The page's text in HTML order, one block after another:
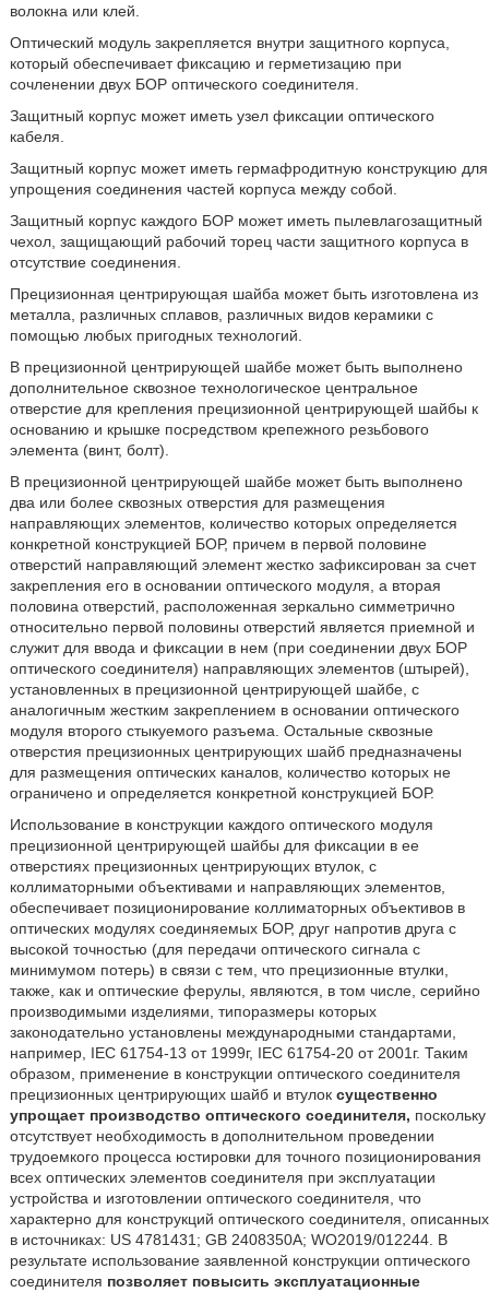
волокна или клей.
Оптический модуль закрепляется внутри защитного корпуса,
который обеспечивает фиксацию и герметизацию при
сочленении двух БОР оптического соединителя.
Защитный корпус может иметь узел фиксации оптического
кабеля.
Защитный корпус может иметь гермафродитную конструкцию для
упрощения соединения частей корпуса между собой.
Защитный корпус каждого БОР может иметь пылевлагозащитный
чехол, защищающий рабочий торец части защитного корпуса в
отсутствие соединения.
Прецизионная центрирующая шайба может быть изготовлена из
металла, различных сплавов, различных видов керамики с
помощью любых пригодных технологий.
В прецизионной центрирующей шайбе может быть выполнено
дополнительное сквозное технологическое центральное
отверстие для крепления прецизионной центрирующей шайбы к
основанию и крышке посредством крепежного резьбового
элемента (винт, болт).
В прецизионной центрирующей шайбе может быть выполнено
два или более сквозных отверстия для размещения
направляющих элементов, количество которых определяется
конкретной конструкцией БОР, причем в первой половине
отверстий направляющий элемент жестко зафиксирован за счет
закрепления его в основании оптического модуля, а вторая
половина отверстий, расположенная зеркально симметрично
относительно первой половины отверстий является приемной и
служит для ввода и фиксации в нем (при соединении двух БОР
оптического соединителя) направляющих элементов (штырей),
установленных в прецизионной центрирующей шайбе, с
аналогичным жестким закреплением в основании оптического
модуля второго стыкуемого разъема. Остальные сквозные
отверстия прецизионных центрирующих шайб предназначены
для размещения оптических каналов, количество которых не
ограничено и определяется конкретной конструкцией БОР.
Использование в конструкции каждого оптического модуля
прецизионной центрирующей шайбы для фиксации в ее
отверстиях прецизионных центрирующих втулок, с
коллиматорными объективами и направляющих элементов,
обеспечивает позиционирование коллиматорных объективов в
оптических модулях соединяемых БОР, друг напротив друга с
высокой точностью (для передачи оптического сигнала с
минимумом потерь) в связи с тем, что прецизионные втулки,
также, как и оптические ферулы, являются, в том числе, серийно
производимыми изделиями, типоразмеры которых
законодательно установлены международными стандартами,
например, IEC 61754-13 от 1999г, IEC 61754-20 от 2001г. Таким
образом, применение в конструкции оптического соединителя
прецизионных центрирующих шайб и втулок существенно
упрощает производство оптического соединителя, поскольку
отсутствует необходимость в дополнительном проведении
трудоемкого процесса юстировки для точного позиционирования
всех оптических элементов соединителя при эксплуатации
устройства и изготовлении оптического соединителя, что
характерно для конструкций оптического соединителя, описанных
в источниках: US 4781431; GB 2408350A; WO2019/012244. В
результате использование заявленной конструкции оптического
соединителя позволяет повысить эксплуатационные